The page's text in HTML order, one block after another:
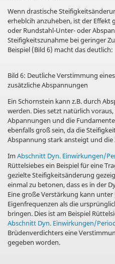
Wenn drastische
erheblcih anzuheben, ist der Effekt
oder Rundstahl-Unter- oder
Steifigkeitszunahme bei geringer
Beispiel (Bild 6) macht das deutlich:
Bild 6: Deutliche Verstimmung
zusätzliche Abspannungen
Ein Schornstein kann z.B. durch
werden. Dies setzt natürlich
Abpannungen und die
ebenfalls groß sein, da die
Abspannung stark ansteigt und
Im Abschnitt Dyn. Einwirkungen/
Rüttelsiebes ein Beispiel für eine
gezielte Steifigkeitsänderung
einmal zu betonen, dass es in der
Eine große Verstärkung kann
Eigenfrequenzen als die
bringen. Dies ist am Beispiel
Abschnitt Dyn. Einwirkungen/
Brüdenverdichters eine
gegeben worden.